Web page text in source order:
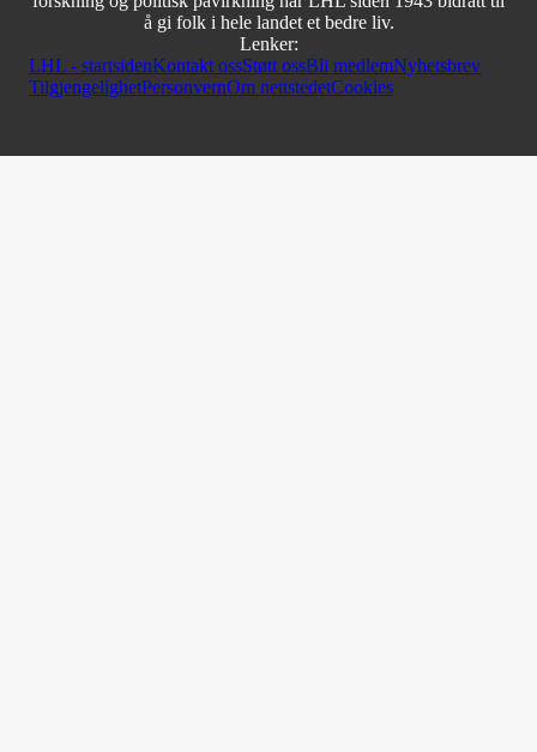
å gi folk i hele landet et bedre liv.
Lenker:
LHL - startsidenKontakt ossStøtt ossBli medlemNyhetsbrev
TilgjengelighetPersonvernOm nettstedetCookies